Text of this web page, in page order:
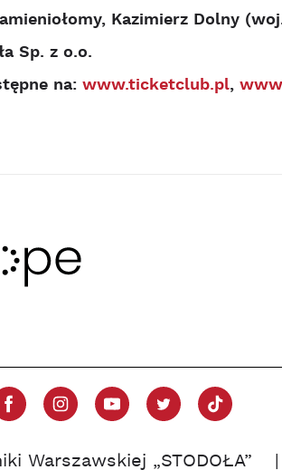
Kazimierz Dolny
Sp. z o.o.
na: www.ticketclub.pl,
Warszawskiej „STODOŁA”